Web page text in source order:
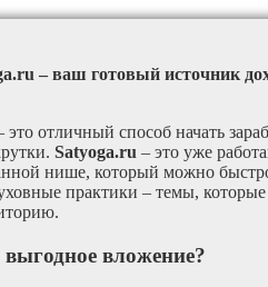
– ваш готовый источник
отличный способ начать
Satyoga.ru – это уже
нише, который можно
практики – темы, которые
вложение?